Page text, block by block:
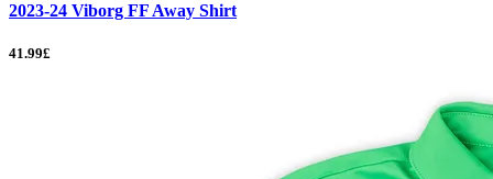
2023-24 Viborg FF Away Shirt
41.99£